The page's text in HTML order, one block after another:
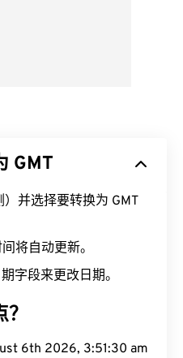
GMT
并选择要转换为 GMT
将自动更新。
字段来更改日期。
6th 2026, 3:51:31 am